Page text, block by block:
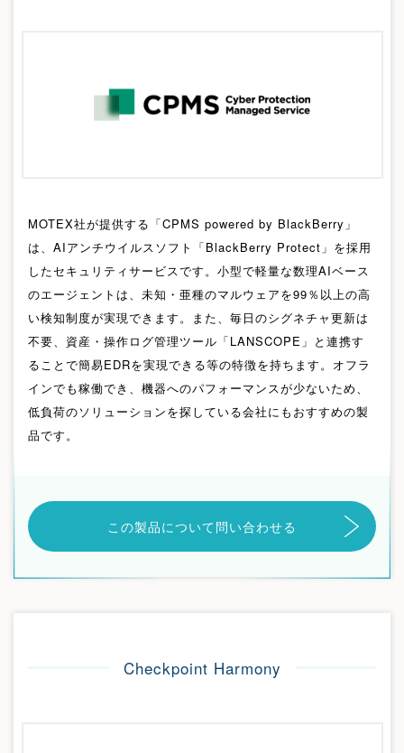
MOTEX社が提供する「CPMS powered by BlackBerry」
は、AIアンチウイルスソフト「BlackBerry Protect」を採用
したセキュリティサービスです。小型で軽量な数理AIベース
のエージェントは、未知・亜種のマルウェアを99％以上の高
い検知制度が実現できます。また、毎日のシグネチャ更新は
不要、資産・操作ログ管理ツール「LANSCOPE」と連携す
ることで簡易EDRを実現できる等の特徴を持ちます。オフラ
インでも稼働でき、機器へのパフォーマンスが少ないため、
低負荷のソリューションを探している会社にもおすすめの製
品です。
この製品について問い合わせる
Checkpoint Harmony